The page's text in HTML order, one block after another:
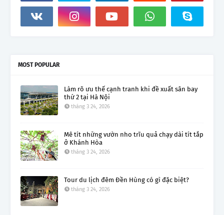
MOST POPULAR
Làm rõ ưu thế cạnh tranh khi đề xuất sân bay
thứ 2 tại Hà Nội
tháng 3 24, 2026
Mê tít những vườn nho trĩu quả chạy dài tít tắp
ở Khánh Hòa
tháng 3 24, 2026
Tour du lịch đêm Đền Hùng có gì đặc biệt?
tháng 3 24, 2026